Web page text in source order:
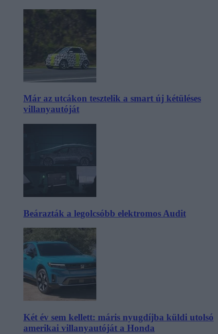
Már az utcákon tesztelik a smart új kétüléses
villanyautóját
Beárazták a legolcsóbb elektromos Audit
Két év sem kellett: máris nyugdíjba küldi utolsó
amerikai villanyautóját a Honda